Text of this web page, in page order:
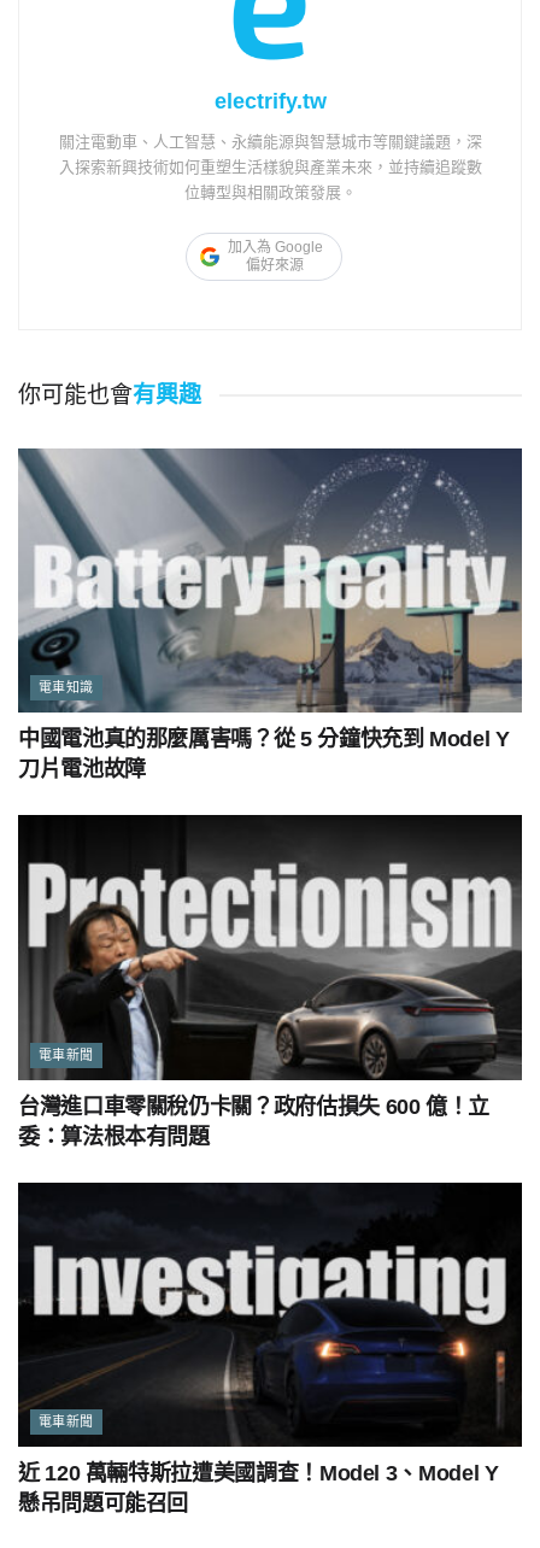
electrify.tw
關注電動車、人工智慧、永續能源與智慧城市等關鍵議題，深
入探索新興技術如何重塑生活樣貌與產業未來，並持續追蹤數
位轉型與相關政策發展。
加入為 Google
偏好來源
你可能也會有興趣
電車知識
中國電池真的那麼厲害嗎？從 5 分鐘快充到 Model Y
刀片電池故障
電車新聞
台灣進口車零關稅仍卡關？政府估損失 600 億！立
委：算法根本有問題
電車新聞
近 120 萬輛特斯拉遭美國調查！Model 3、Model Y
懸吊問題可能召回